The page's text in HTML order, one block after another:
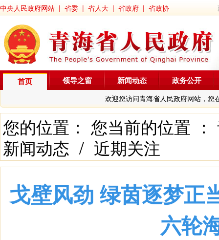
中央人民政府网站 | 省委 | 省人大 | 省政府 | 省政协
首页
欢迎您访问青海省人民政府网站，您
领导之窗 新闻动态 政务公开
您的位置： 您当前的位置 ：
新闻动态 / 近期关注
戈壁风劲 绿茵逐梦
六轮